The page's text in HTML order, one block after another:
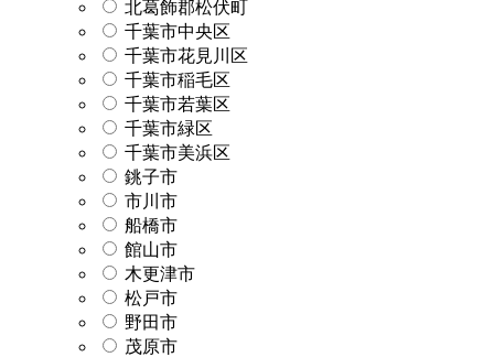
北葛飾郡松伏町
千葉市中央区
千葉市花見川区
千葉市稲毛区
千葉市若葉区
千葉市緑区
千葉市美浜区
銚子市
市川市
船橋市
館山市
木更津市
松戸市
野田市
茂原市